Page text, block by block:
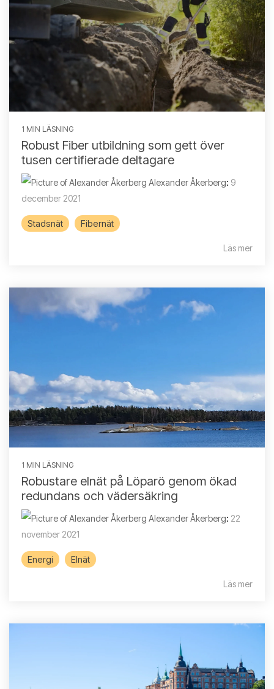
1 MIN LÄSNING
Robust Fiber utbildning som gett över
tusen certifierade deltagare
Alexander Åkerberg: 9
december 2021
Stadsnät Fibernät
Läs mer
1 MIN LÄSNING
Robustare elnät på Löparö genom ökad
redundans och vädersäkring
Alexander Åkerberg: 22
november 2021
Energi Elnät
Läs mer